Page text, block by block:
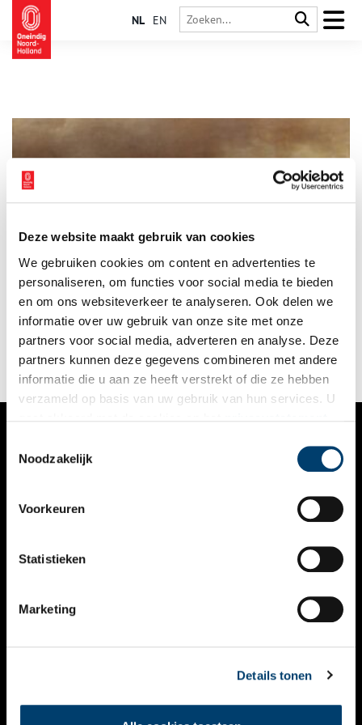
Deze website maakt gebruik van cookies
We gebruiken cookies om content en advertenties te
personaliseren, om functies voor social media te bieden
en om ons websiteverkeer te analyseren. Ook delen we
informatie over uw gebruik van onze site met onze
partners voor social media, adverteren en analyse. Deze
partners kunnen deze gegevens combineren met andere
informatie die u aan ze heeft verstrekt of die ze hebben
verzameld op basis van uw gebruik van hun services. U
Noodzakelijk
Voorkeuren
Statistieken
Marketing
Details tonen
NL EN
Op het strand van Texel spoelen geregeld bijzondere vondsten
aan. Zo werd in de eerste dagen van 2024 bij Paal 11 een
groot stuk hout met een wel heel opvallende vorm ontdekt.
Aan één zijde van het hout waren duidelijk uitgesneden
trappen zichtbaar, die uitnodigden tot verder onderzoek. Het
bleek te gaan om een gedeelte van een ‘rolpaard’: een houten
onderstel van een scheepskanon. Wat was er met het schip
gebeurd waar dit rolpaard ooit bij hoorde?
VERHALEN
KALENDER
THEMA’S
VIDEO’S
CONTACT